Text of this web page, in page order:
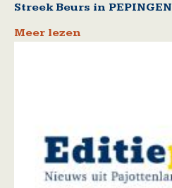
Streek Beurs in PEPINGEN
Meer lezen